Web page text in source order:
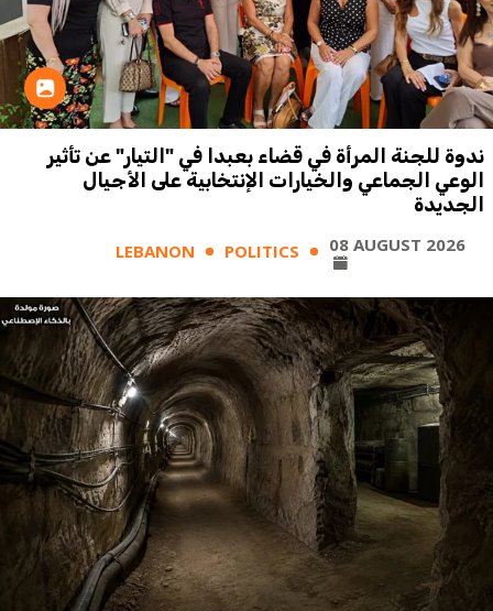
ندوة للجنة المرأة في قضاء بعبدا في "التيار" عن تأثير
الوعي الجماعي والخيارات الإنتخابية على الأجيال
الجديدة
LEBANON POLITICS 08 AUGUST 2026